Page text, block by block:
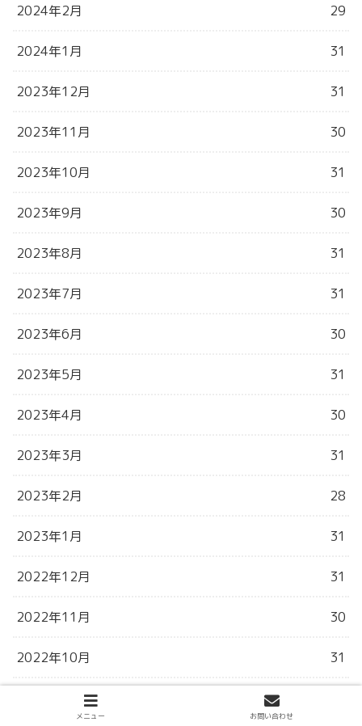
2024年2月 29
2024年1月 31
2023年12月 31
2023年11月 30
2023年10月 31
2023年9月 30
2023年8月 31
2023年7月 31
2023年6月 30
2023年5月 31
2023年4月 30
2023年3月 31
2023年2月 28
2023年1月 31
2022年12月 31
2022年11月 30
2022年10月 31
メニュー お問い合わせ